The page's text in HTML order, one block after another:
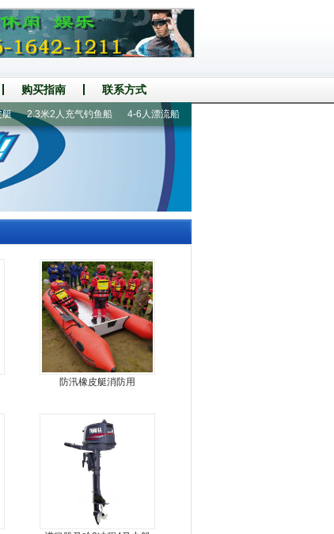
购买指南 联系方式
2.3米2人充气钓鱼船 4-6人漂流船 360铝地板6人橡皮艇
防汛橡皮艇消防用